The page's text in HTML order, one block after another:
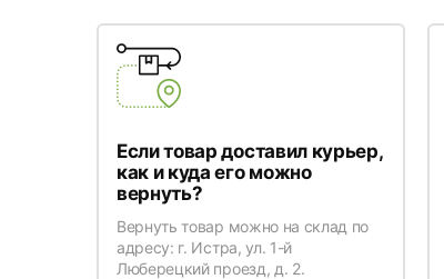
Если товар доставил курьер,
как и куда его можно
вернуть?
Вернуть товар можно на склад по
адресу: г. Истра, ул. 1-й
Люберецкий проезд, д. 2.